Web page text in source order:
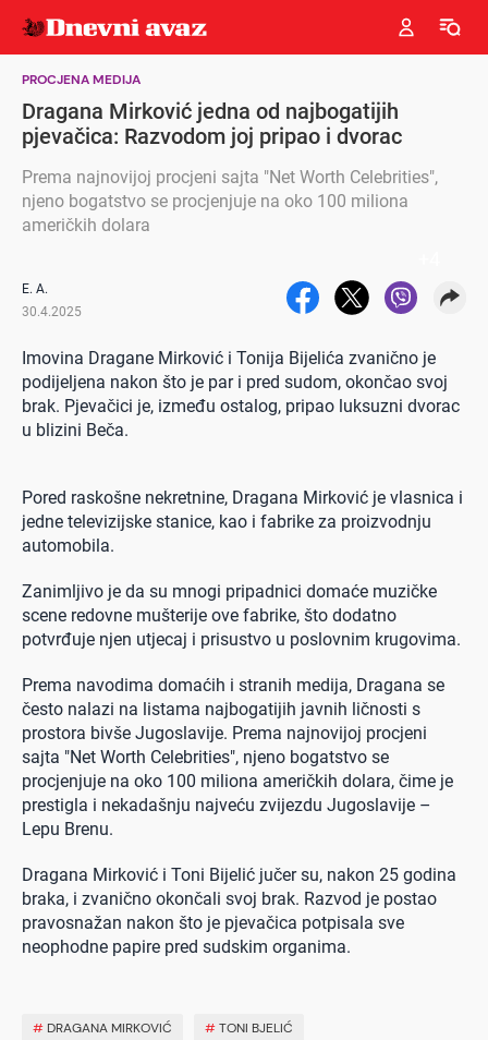
PROCJENA MEDIJA
Dragana Mirković jedna od najbogatijih
pjevačica: Razvodom joj pripao i dvorac
Prema najnovijoj procjeni sajta "Net Worth Celebrities",
njeno bogatstvo se procjenjuje na oko 100 miliona
američkih dolara
E. A.
30.4.2025
Imovina Dragane Mirković i Tonija Bijelića zvanično je
podijeljena nakon što je par i pred sudom, okončao svoj
brak. Pjevačici je, između ostalog, pripao luksuzni dvorac
u blizini Beča.
Pored raskošne nekretnine, Dragana Mirković je vlasnica i
jedne televizijske stanice, kao i fabrike za proizvodnju
automobila.
Zanimljivo je da su mnogi pripadnici domaće muzičke
scene redovne mušterije ove fabrike, što dodatno
potvrđuje njen utjecaj i prisustvo u poslovnim krugovima.
Prema navodima domaćih i stranih medija, Dragana se
često nalazi na listama najbogatijih javnih ličnosti s
prostora bivše Jugoslavije. Prema najnovijoj procjeni
sajta "Net Worth Celebrities", njeno bogatstvo se
procjenjuje na oko 100 miliona američkih dolara, čime je
prestigla i nekadašnju najveću zvijezdu Jugoslavije –
Lepu Brenu.
Dragana Mirković i Toni Bijelić jučer su, nakon 25 godina
braka, i zvanično okončali svoj brak. Razvod je postao
pravosnažan nakon što je pjevačica potpisala sve
neophodne papire pred sudskim organima.
# DRAGANA MIRKOVIĆ #TONI BJELIĆ